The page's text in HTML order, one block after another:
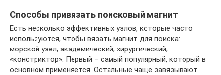
Способы привязать поисковый магнит
Есть несколько эффективных узлов, которые часто
используются, чтобы вязать магнит для поиска:
морской узел, академический, хирургический,
«констриктор». Первый – самый популярный, который в
основном применяется. Остальные чаще завязывают